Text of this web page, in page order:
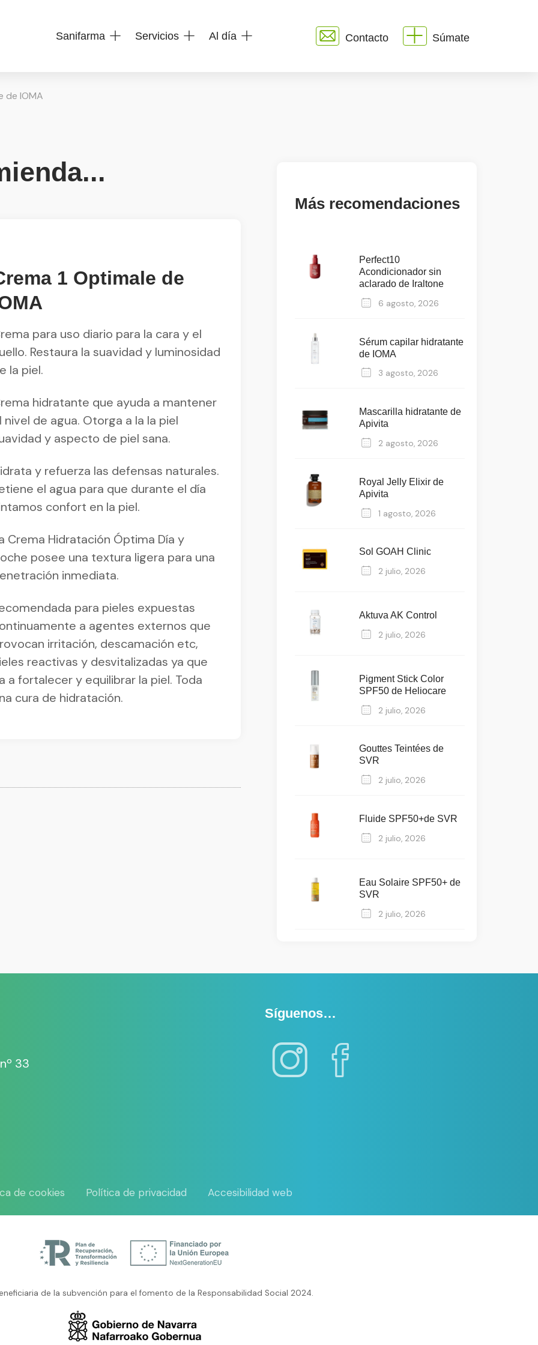
Sanifarma Servicios Al día Contacto Súmate
de IOMA
1 Optimale de
para uso diario para la cara y el
Restaura la suavidad y luminosidad
la piel.
hidratante que ayuda a mantener
nivel de agua. Otorga a la la piel
y aspecto de piel sana.
y refuerza las defensas naturales.
el agua para que durante el día
confort en la piel.
Crema Hidratación Óptima Día y
posee una textura ligera para una
inmediata.
para pieles expuestas
a agentes externos que
irritación, descamación etc,
reactivas y desvitalizadas ya que
a fortalecer y equilibrar la piel. Toda
cura de hidratación.
Más recomendaciones
Perfect10
Acondicionador sin
aclarado de Iraltone
6 agosto, 2026
Sérum capilar hidratante
de IOMA
3 agosto, 2026
Mascarilla hidratante de
Apivita
2 agosto, 2026
Royal Jelly Elixir de
Apivita
1 agosto, 2026
Sol GOAH Clinic
2 julio, 2026
Aktuva AK Control
2 julio, 2026
Pigment Stick Color
SPF50 de Heliocare
2 julio, 2026
Gouttes Teintées de
SVR
2 julio, 2026
Fluide SPF50+de SVR
2 julio, 2026
Eau Solaire SPF50+ de
SVR
2 julio, 2026
33
Síguenos…
de cookies Política de privacidad Accesibilidad web
de la subvención para el fomento de la Responsabilidad Social 2024.